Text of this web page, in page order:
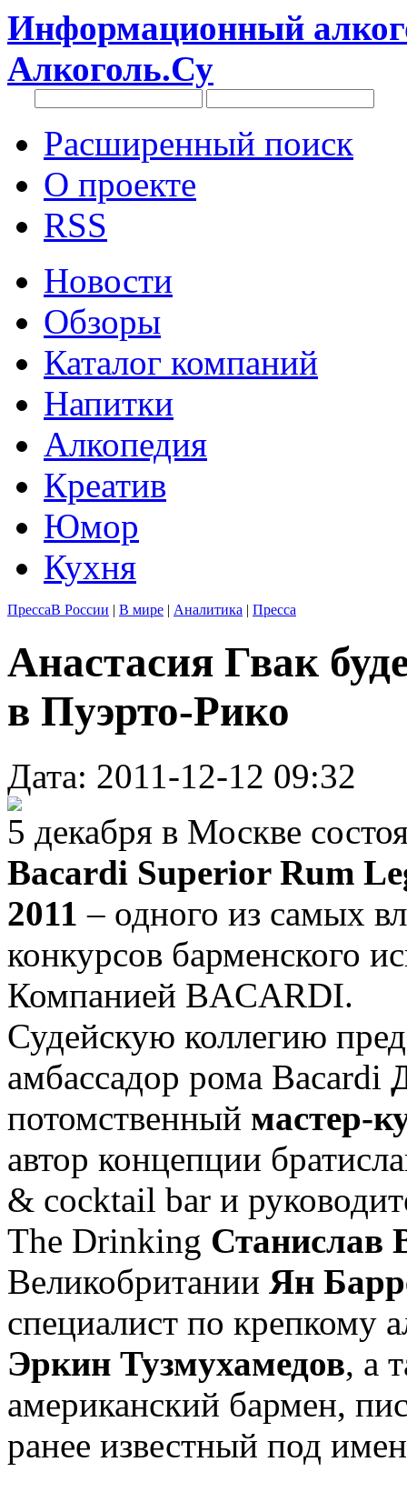
Информационный
Алкоголь.Су
Расширенный поиск
О проекте
RSS
Новости
Обзоры
Каталог компаний
Напитки
Алкопедия
Креатив
Юмор
Кухня
ПрессаВ России | В мире | Аналитика | Пресса
Анастасия Гвак
в Пуэрто-Рико
Дата: 2011-12-12 09:32
5 декабря в Москве
Bacardi Superior Rum
2011– одного из самых
конкурсов барменского
Компанией BACARDI.
Судейскую коллегию
амбассадор рома Bacardi
потомственный мастер-
автор концепции
& cocktail bar и
The Drinking Станислав
Великобритании Ян
специалист по крепкому
Эркин Тузмухамедов, а
американский бармен,
ранее известный под